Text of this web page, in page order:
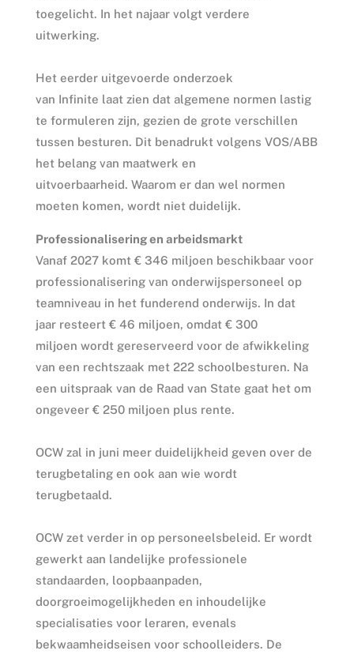
toegelicht. In het najaar volgt verdere
uitwerking.
Het eerder uitgevoerde onderzoek
van Infinite laat zien dat algemene normen lastig
te formuleren zijn, gezien de grote verschillen
tussen besturen. Dit benadrukt volgens VOS/ABB
het belang van maatwerk en
uitvoerbaarheid. Waarom er dan wel normen
moeten komen, wordt niet duidelijk.
Professionalisering en arbeidsmarkt
Vanaf 2027 komt € 346 miljoen beschikbaar voor
professionalisering van onderwijspersoneel op
teamniveau in het funderend onderwijs. In dat
jaar resteert € 46 miljoen, omdat € 300
miljoen wordt gereserveerd voor de afwikkeling
van een rechtszaak met 222 schoolbesturen. Na
een uitspraak van de Raad van State gaat het om
ongeveer € 250 miljoen plus rente.
OCW zal in juni meer duidelijkheid geven over de
terugbetaling en ook aan wie wordt
terugbetaald.
OCW zet verder in op personeelsbeleid. Er wordt
gewerkt aan landelijke professionele
standaarden, loopbaanpaden,
doorgroeimogelijkheden en inhoudelijke
specialisaties voor leraren, evenals
bekwaamheidseisen voor schoolleiders. De